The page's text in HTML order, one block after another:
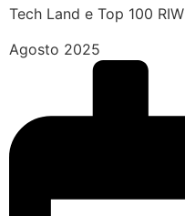
Tech Land e Top 100 RIW
Agosto 2025